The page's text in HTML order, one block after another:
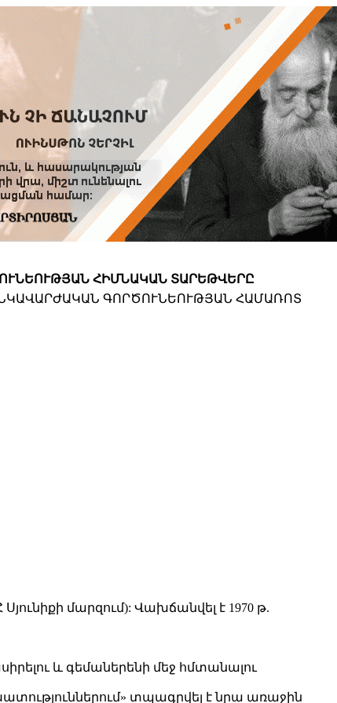
Տուն Օգնություն ՆԱԽԱՊԱՏՎՈՒԹՅՈՒՆՆԵՐ
ՀԻՄՆԱԿԱՆ ՏԱՐԵԹՎԵՐԸ
ԳՈՐԾՈՒՆԵՈՒԹՅԱՆ ՀԱՄԱՌՈՏ
մարզում): Վախճանվել է 1970 թ.
և գեմաներենի մեջ հմտանալու
տպագրվել է նրա առաջին